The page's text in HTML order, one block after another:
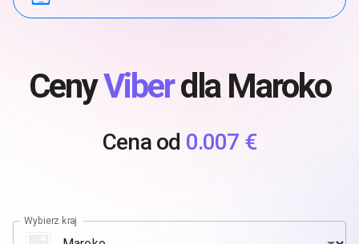
CenyViberdla Maroko
Cena od 0.007 €
Wybierz kraj